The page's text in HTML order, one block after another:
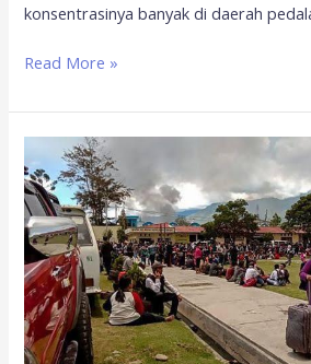
konsentrasinya banyak di daerah
Read More »
Kerusuhan
Wamena,
Perkumpulan
Organisasi
Pengelola
Zakat
Minta
Polri
Tindak